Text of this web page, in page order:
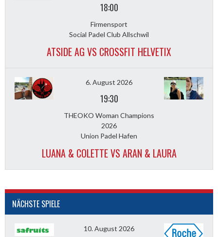
18:00
Firmensport
Social Padel Club Allschwil
ATSIDE AG VS CROSSFIT HELVETIX
6. August 2026
19:30
THEOKO Woman Champions
2026
Union Padel Hafen
LUANA & COLETTE VS ARAN & LAURA
NÄCHSTE SPIELE
10. August 2026